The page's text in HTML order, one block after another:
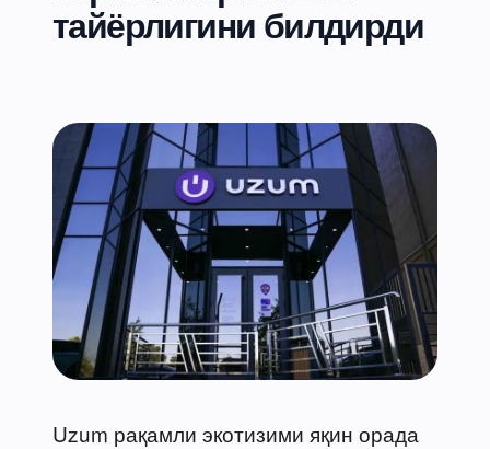
тайёрлигини билдирди
Uzum рақамли экотизими яқин орада